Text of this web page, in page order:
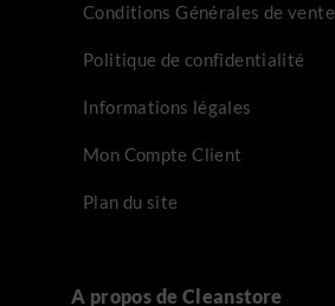
Conditions Générales de vente
Politique de confidentialité
Informations légales
Mon Compte Client
Plan du site
A propos de Cleanstore